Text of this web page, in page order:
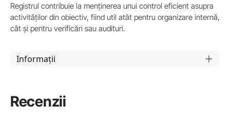
Registrul contribuie la menținerea unui control eficient asupra
activităților din obiectiv, fiind util atât pentru organizare internă,
cât și pentru verificări sau audituri.
Informații
Recenzii